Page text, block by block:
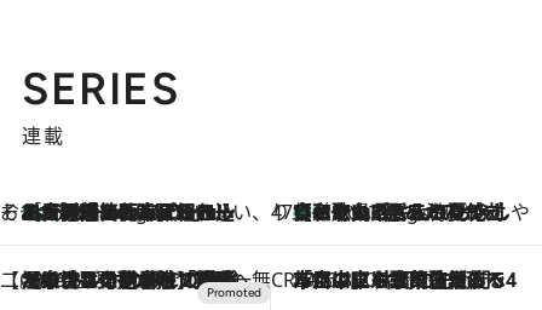
SERIES
連載
そおだよおこの関西おいしい、おやつ紀行7 Hours Ago
［大阪府箕面市］一皿一皿目の前で仕上げられる、料理を巧みに組み込んだアシェットデセールコース「ミチル アシェット デセール（Michiru assiette dessert）」 47都道府県の手みやげ ひんやりスイーツで夏を満喫
7 Hours Ago
【和歌山県】この夏絶対食べたい 冷やしておいしいおやつ3選 みかんがごろっと丸ごと入ったジュレ
【CREA×星野リゾート】唯一無二。癒しと発見が待つ場所へ
2026.8.7
【トンボの足水浴】ヒノキの香りに包まれて涼感マックス！約13℃の湧水かけ流しを避暑地「星野温泉 トンボの湯」で体験 CREA'S CHOICE
2026.8.7
「立川にも歌舞伎があるんだよ」 片岡仁左衛門・市川中車ら豪華座組みで4年目の立川立飛歌舞伎へ